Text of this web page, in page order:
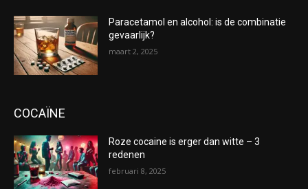
Paracetamol en alcohol: is de combinatie
gevaarlijk?
maart 2, 2025
COCAÏNE
Roze cocaine is erger dan witte – 3
redenen
februari 8, 2025